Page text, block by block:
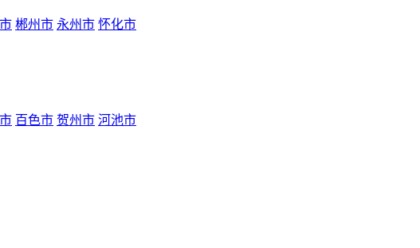
郴州市 永州市 怀化市
百色市 贺州市 河池市